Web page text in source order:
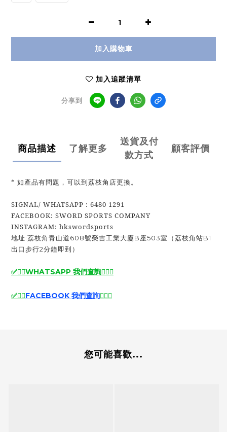
加入購物車
加入追蹤清單
分享到
商品描述 了解更多
送貨及付
款方式
顧客評價
* 如產品有問題，可以到荔枝角店更換。
SIGNAL/ WHATSAPP : 6480 1291
FACEBOOK: SWORD SPORTS COMPANY
INSTAGRAM: hkswordsports
地址:荔枝角青山道608號榮吉工業大廈B座503室（荔枝角站B1
出口步行2分鐘即到）
✅🙆‍♂️WHATSAPP 我們查詢🙆‍♂️✅
✅🙆‍♂️FACEBOOK 我們查詢🙆‍♂️✅
您可能喜歡...